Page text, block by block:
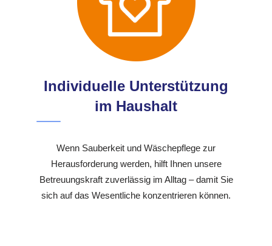
Individuelle Unterstützung
im Haushalt
Wenn Sauberkeit und Wäschepflege zur
Herausforderung werden, hilft Ihnen unsere
Betreuungskraft zuverlässig im Alltag – damit Sie
sich auf das Wesentliche konzentrieren können.